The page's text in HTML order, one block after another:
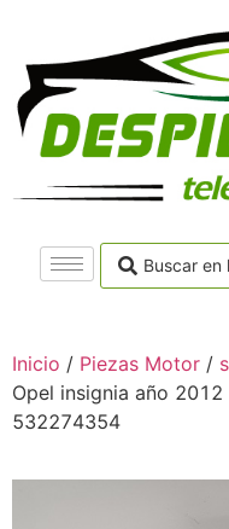
Inicio / Piezas Motor /
Opel insignia año
532274354